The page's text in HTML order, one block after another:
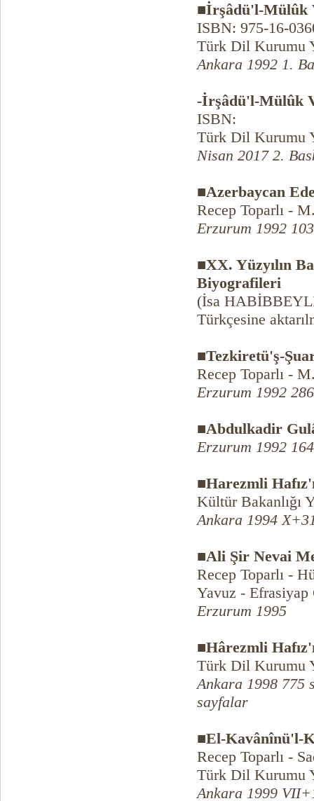
■İrşâdü'l-Mülûk
ISBN: 975-16-
Türk Dil Kurumu
Ankara 1992 1.
-İrşâdü'l-Mülûk
ISBN:
Türk Dil Kurumu
Nisan 2017 2.
■Azerbaycan
Recep Toparlı -
Erzurum 1992
■XX. Yüzyılın
Biyografileri
(İsa
Türkçesine
■Tezkiretü'ş-
Recep Toparlı -
Erzurum 1992
■Abdulkadir
Erzurum 1992
■Harezmli
Kültür Bakanlığı
Ankara 1994
■Ali Şir Nevai
Recep Toparlı -
Yavuz - Efrasiyap
Erzurum 1995
■Hârezmli
Türk Dil Kurumu
Ankara 1998 775
sayfalar
■El-Kavânînü'l-
Recep Toparlı -
Türk Dil Kurumu
Ankara 1999